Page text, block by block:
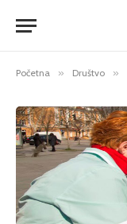
Početna » Društvo »